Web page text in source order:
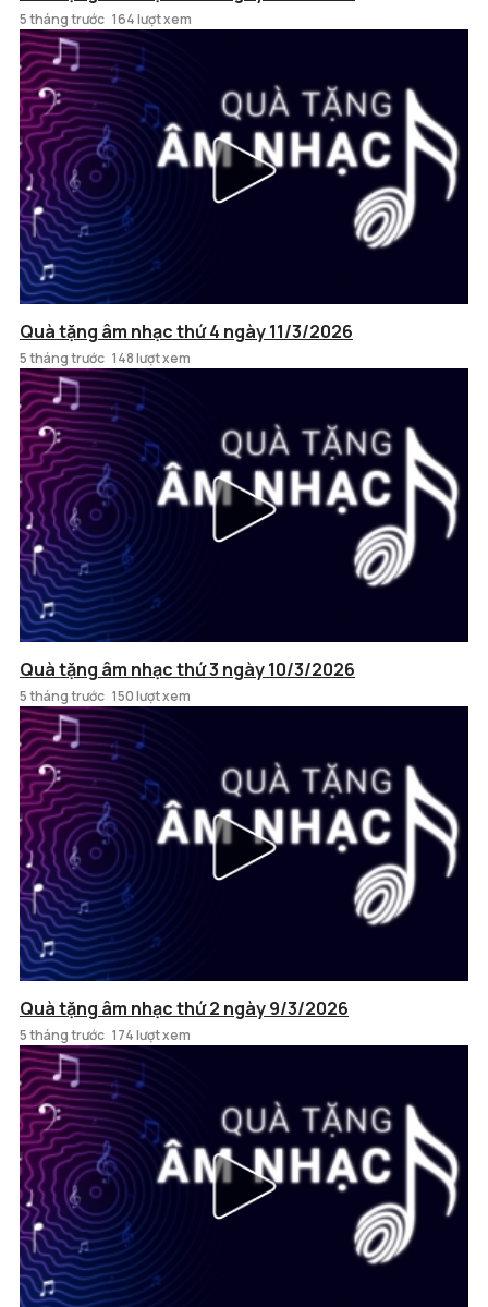
5 tháng trước 164 lượt xem
Quà tặng âm nhạc thứ 4 ngày 11/3/2026
5 tháng trước 148 lượt xem
Quà tặng âm nhạc thứ 3 ngày 10/3/2026
5 tháng trước 150 lượt xem
Quà tặng âm nhạc thứ 2 ngày 9/3/2026
5 tháng trước 174 lượt xem